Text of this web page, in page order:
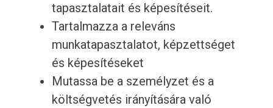
tapasztalatait és képesítéseit.
Tartalmazza a releváns
munkatapasztalatot, képzettséget
és képesítéseket
Mutassa be a személyzet és a
költségvetés irányítására való